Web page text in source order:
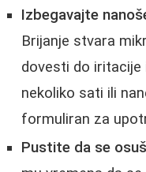
Izbegavajte
Brijanje stvara
dovesti do iritacije
nekoliko sati ili
formuliran za
Pustite da se